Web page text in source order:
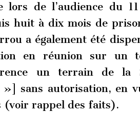
lors de l’audience du
huit à dix mois de
a également été
en réunion sur un
un terrain de la
sans autorisation, en
(voir rappel des faits).